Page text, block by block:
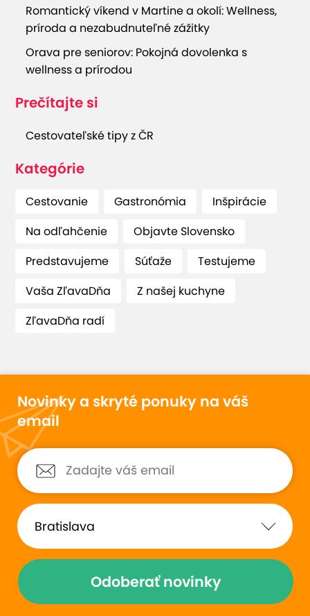
Romantický víkend v Martine a okolí: Wellness,
príroda a nezabudnuteľné zážitky
Orava pre seniorov: Pokojná dovolenka s
wellness a prírodou
Prečítajte si
Cestovateľské tipy z ČR
Kategórie
Cestovanie Gastronómia
Inšpirácie
Na odľahčenie
Objavte Slovensko
Predstavujeme
Súťaže
Testujeme
Vaša ZľavaDňa
Z našej kuchyne
ZľavaDňa radí
Novinky a skryté ponuky na váš
email
Odoberať novinky